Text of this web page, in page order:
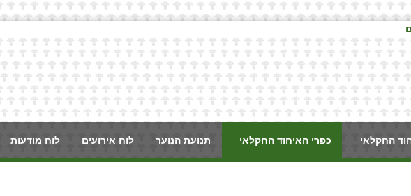
החקלאי כפרי האיחוד החקלאי תנועת הנוער לוח אירועים לוח מודעות